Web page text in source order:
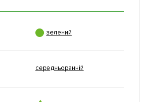
 зелений
середньоранній